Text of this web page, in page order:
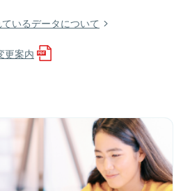
いるデータについて
更案内